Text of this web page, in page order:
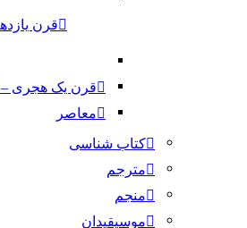
قرن یک هجری – ۱ الی ۹۷ شمسی –
معاصر
کتاب شناسی
مترجم
منجم
موسیقیدان